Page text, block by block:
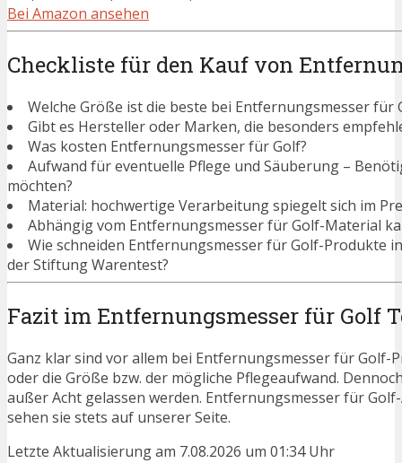
Bei Amazon ansehen
Checkliste für den Kauf von
Welche Größe ist die beste bei Entfernungsmesser für
Gibt es Hersteller oder Marken, die besonders
Was kosten Entfernungsmesser für Golf?
Aufwand für eventuelle Pflege und Säuberung –
möchten?
Material: hochwertige Verarbeitung spiegelt sich im
Abhängig vom Entfernungsmesser für Golf-Material
Wie schneiden Entfernungsmesser für Golf-Produkte
der Stiftung Warentest?
Fazit im Entfernungsmesser für Golf
Ganz klar sind vor allem bei Entfernungsmesser für Golf-
oder die Größe bzw. der mögliche Pflegeaufwand.
außer Acht gelassen werden. Entfernungsmesser für
sehen sie stets auf unserer Seite.
Letzte Aktualisierung am 7.08.2026 um 01:34 Uhr